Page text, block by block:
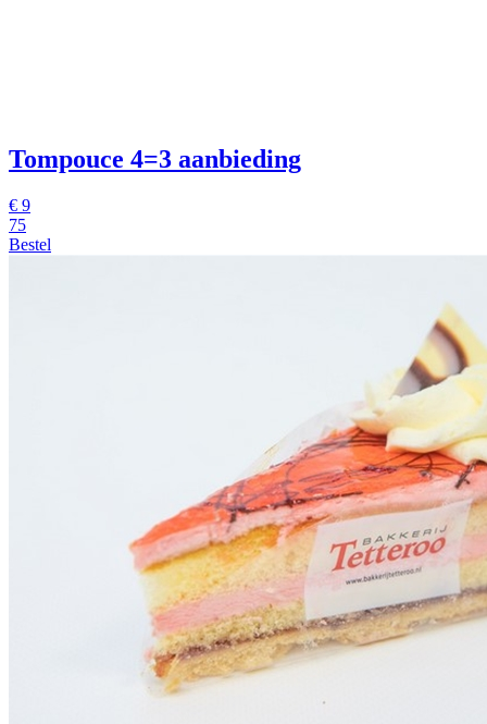
Tompouce 4=3 aanbieding
€ 9
75
Bestel